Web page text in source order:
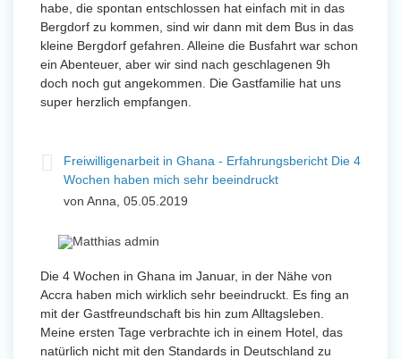
habe, die spontan entschlossen hat einfach mit in das
Bergdorf zu kommen, sind wir dann mit dem Bus in das
kleine Bergdorf gefahren. Alleine die Busfahrt war schon
ein Abenteuer, aber wir sind nach geschlagenen 9h
doch noch gut angekommen. Die Gastfamilie hat uns
super herzlich empfangen.
Freiwilligenarbeit in Ghana - Erfahrungsbericht Die 4
Wochen haben mich sehr beeindruckt
von Anna, 05.05.2019
Die 4 Wochen in Ghana im Januar, in der Nähe von
Accra haben mich wirklich sehr beeindruckt. Es fing an
mit der Gastfreundschaft bis hin zum Alltagsleben.
Meine ersten Tage verbrachte ich in einem Hotel, das
natürlich nicht mit den Standards in Deutschland zu